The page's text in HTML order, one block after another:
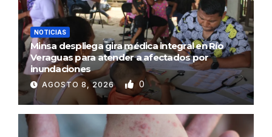
NOTICIAS
Minsa despliega gira médica integral en Río
Veraguas para atender a afectados por
inundaciones
AGOSTO 8, 2026 0